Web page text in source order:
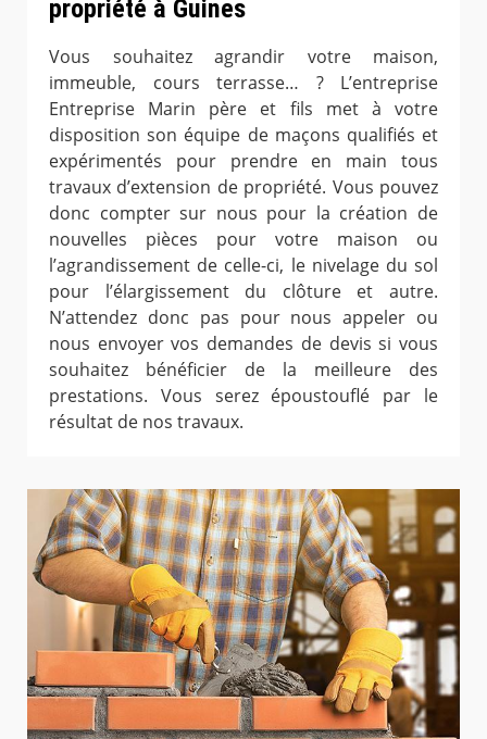
propriété à Guines
Vous souhaitez agrandir votre maison,
immeuble, cours terrasse… ? L’entreprise
Entreprise Marin père et fils met à votre
disposition son équipe de maçons qualifiés et
expérimentés pour prendre en main tous
travaux d’extension de propriété. Vous pouvez
donc compter sur nous pour la création de
nouvelles pièces pour votre maison ou
l’agrandissement de celle-ci, le nivelage du sol
pour l’élargissement du clôture et autre.
N’attendez donc pas pour nous appeler ou
nous envoyer vos demandes de devis si vous
souhaitez bénéficier de la meilleure des
prestations. Vous serez époustouflé par le
résultat de nos travaux.